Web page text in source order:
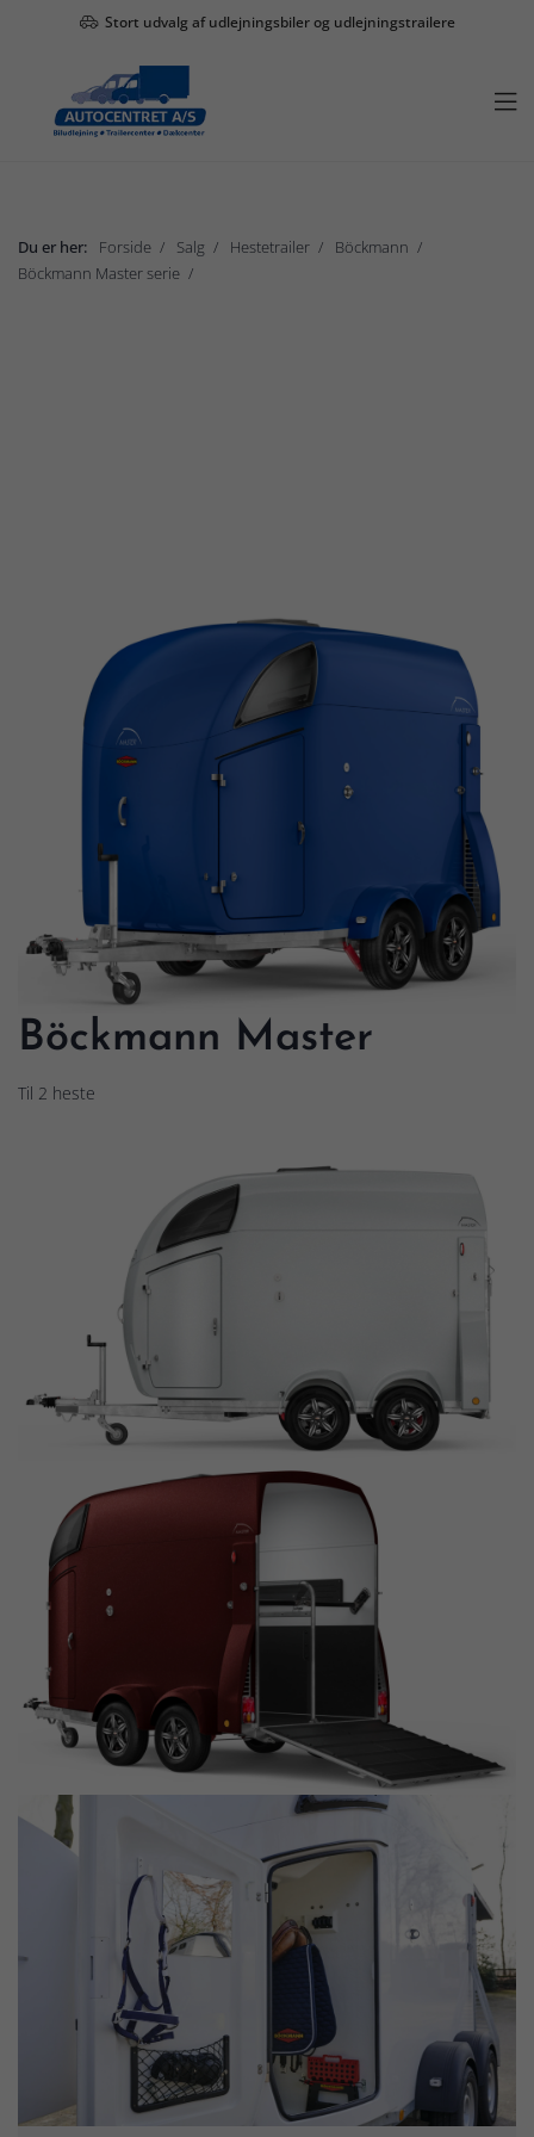
Stort udvalg af udlejningsbiler og udlejningstrailere

Du er her: Forside Salg Hestetrailer
Böckmann
Böckmann Master serie
Böckmann Master
Til 2 heste